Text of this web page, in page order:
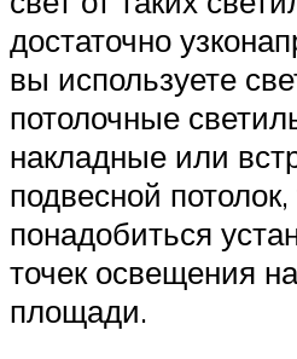
достаточно
вы используете
потолочные
накладные или
подвесной
понадобиться
точек освещения
площади.